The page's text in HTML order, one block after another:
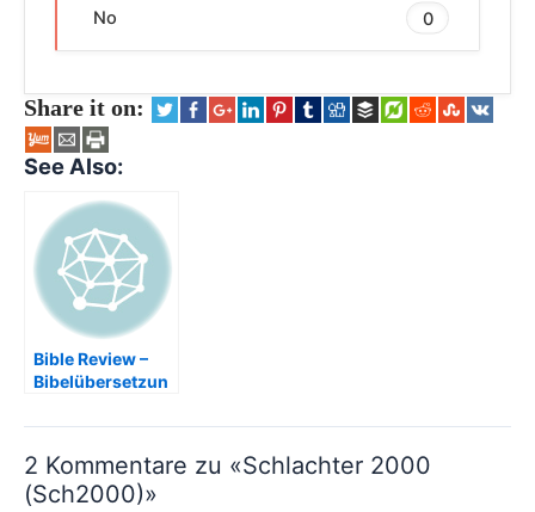
No 0
Share it on:
See Also:
Bible Review –
Bibelübersetzun
2 Kommentare zu «Schlachter 2000
(Sch2000)»